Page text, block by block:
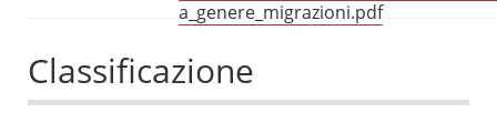
a_genere_migrazioni.pdf
Classificazione